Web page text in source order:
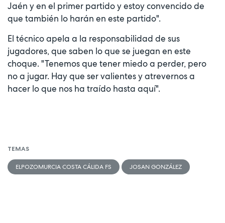
Jaén y en el primer partido y estoy convencido de
que también lo harán en este partido".
El técnico apela a la responsabilidad de sus
jugadores, que saben lo que se juegan en este
choque. "Tenemos que tener miedo a perder, pero
no a jugar. Hay que ser valientes y atrevernos a
hacer lo que nos ha traído hasta aquí".
TEMAS
ELPOZOMURCIA COSTA CÁLIDA FS JOSAN GONZÁLEZ